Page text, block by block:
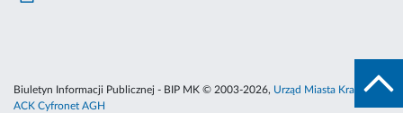
Biuletyn Informacji Publicznej - BIP MK © 2003-2026, Urząd Miasta Krakowa
ACK Cyfronet AGH